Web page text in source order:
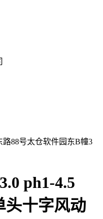
88号太仓软件园东B幢3
ph1-4.5
头十字风动